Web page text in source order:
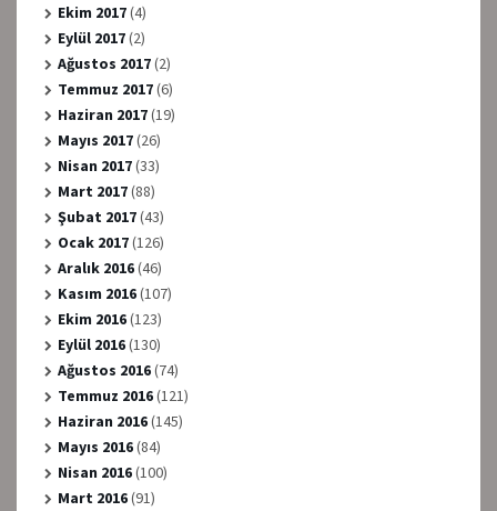
Ekim 2017(4)
Eylül 2017(2)
Ağustos 2017(2)
Temmuz 2017(6)
Haziran 2017(19)
Mayıs 2017(26)
Nisan 2017(33)
Mart 2017(88)
Şubat 2017(43)
Ocak 2017(126)
Aralık 2016(46)
Kasım 2016(107)
Ekim 2016(123)
Eylül 2016(130)
Ağustos 2016(74)
Temmuz 2016(121)
Haziran 2016(145)
Mayıs 2016(84)
Nisan 2016(100)
Mart 2016(91)